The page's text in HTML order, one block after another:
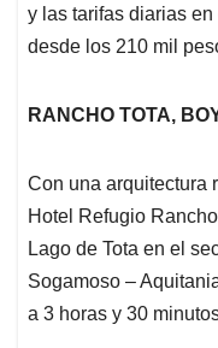
y las tarifas diarias
desde los 210 mil
RANCHO TOTA,
Con una arquitectura
Hotel Refugio
Lago de Tota en el
Sogamoso –
a 3 horas y 30